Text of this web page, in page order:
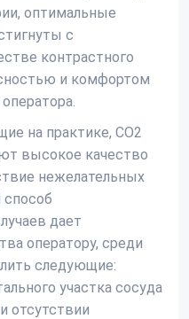
оптимальные
с
контрастного
и комфортом
на практике, CO2
высокое качество
нежелательных
способ
дает
оператору, среди
следующие:
участка сосуда
отсутствии